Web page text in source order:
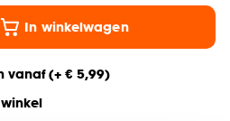
In winkelwagen
vanaf (+ € 5,99)